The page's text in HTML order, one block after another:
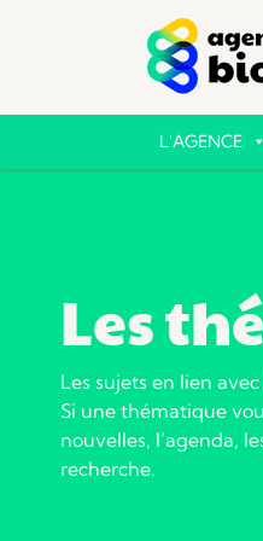
L'AGENCE
Les
Les sujets en lien
Si une thématique
nouvelles, l’agenda,
recherche.